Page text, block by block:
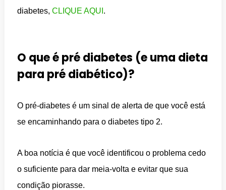
diabetes, CLIQUE AQUI .
O que é pré diabetes (e uma dieta
para pré diabético)?
O pré-diabetes é um sinal de alerta de que você está
se encaminhando para o diabetes tipo 2.
A boa notícia é que você identificou o problema cedo
o suficiente para dar meia-volta e evitar que sua
condição piorasse.